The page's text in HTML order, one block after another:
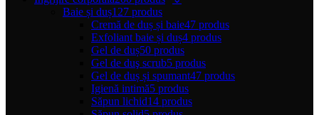
Baie și duș127 produs
Cremă de duș și baie47 produs
Exfoliant baie și duș4 produs
Gel de duș50 produs
Gel de duş scrub5 produs
Gel de duș și spumant47 produs
Igienă intimă5 produs
Săpun lichid14 produs